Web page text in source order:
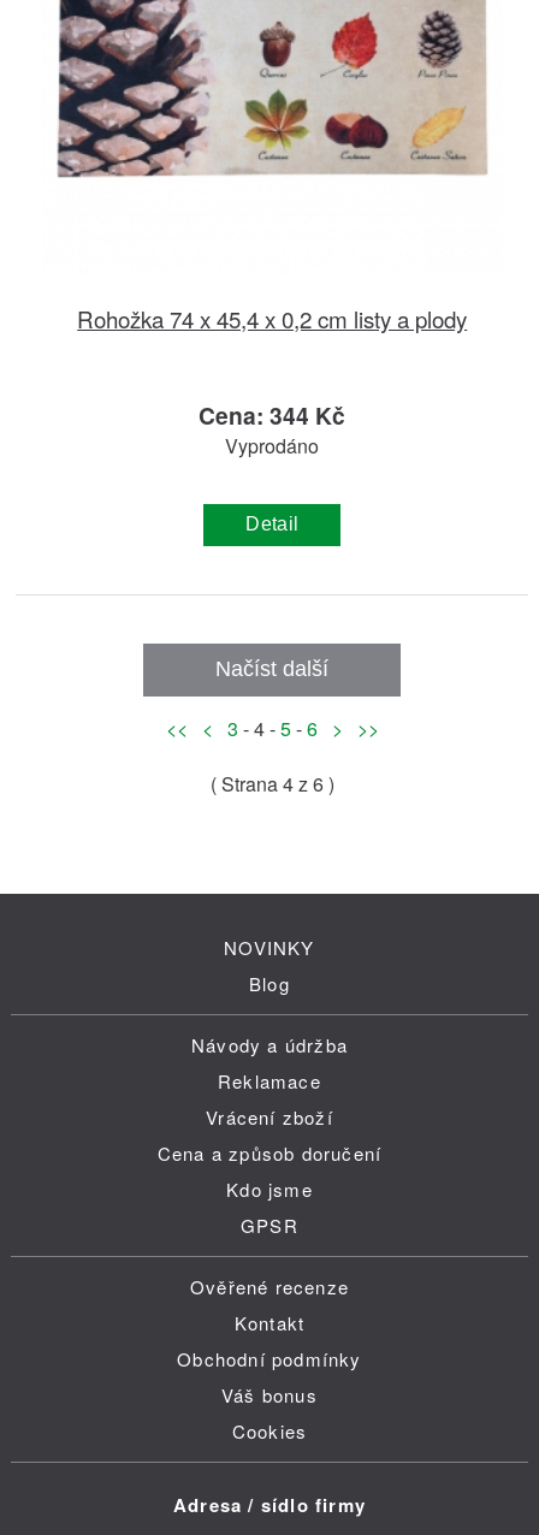
Rohožka 74 x 45,4 x 0,2 cm listy a plody
Cena: 344 Kč
Vyprodáno
Detail
Načíst další
<< < 3 - 4 -5-6 >
>>
( Strana4z 6 )
NOVINKY
Blog
Návody a údržba
Reklamace
Vrácení zboží
Cena a způsob doručení
Kdo jsme
GPSR
Ověřené recenze
Kontakt
Obchodní podmínky
Váš bonus
Cookies
Adresa / sídlo firmy